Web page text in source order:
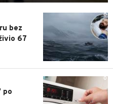
0
bez
67
0
po